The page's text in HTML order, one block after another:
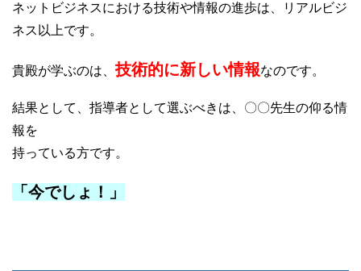
ネットビジネスにおける技術や情報の進歩は、リアルビジ
ネス以上です。
貴殿が学ぶのは、 技術的に新しい情報なのです。
結果として、指導者として選ぶべきは、〇〇先生の仰る情
報を
持っている方です。
「今でしょ！」